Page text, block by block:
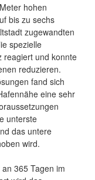
hohen
bis zu sechs
zugewandten
spezielle
reagiert und konnte
reduzieren.
fand sich
eine sehr
unterste
das untere
wird.
365 Tagen im